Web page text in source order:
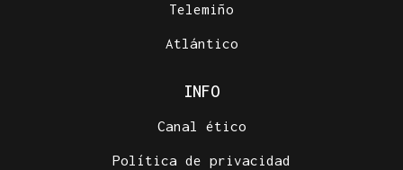
Telemiño
Atlántico
INFO
Canal ético
Política de privacidad